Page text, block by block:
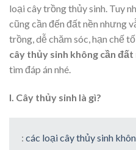
loại cây trồng thủy sinh. Tuy
cũng cần đến đất nền nhưng
trồng, dễ chăm sóc, hạn chế
cây thủy sinh không cần đất
tìm đáp án nhé.
I. Cây thủy sinh là gì?
: các loại cây thủy sinh